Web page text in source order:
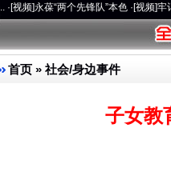
永葆“两个先锋队”本色·[视频]牢记初心
首页 » 社会/身边事件
子女教